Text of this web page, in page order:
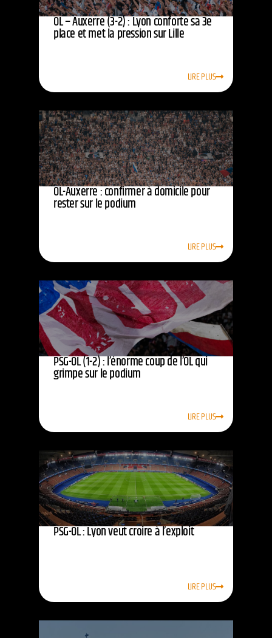
OL – Auxerre (3-2) : Lyon conforte sa 3e
place et met la pression sur Lille
LIRE PLUS
OL-Auxerre : confirmer à domicile pour
rester sur le podium
LIRE PLUS
PSG-OL (1-2) : l’énorme coup de l’OL qui
grimpe sur le podium
LIRE PLUS
PSG-OL : Lyon veut croire à l’exploit
LIRE PLUS